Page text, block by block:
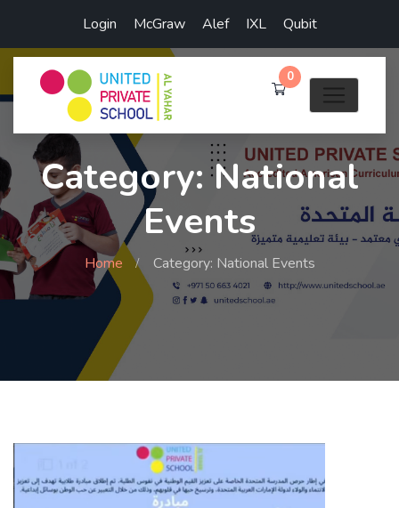
Login McGraw Alef IXL Qubit
0
Category: National
Events
Home Category: National Events